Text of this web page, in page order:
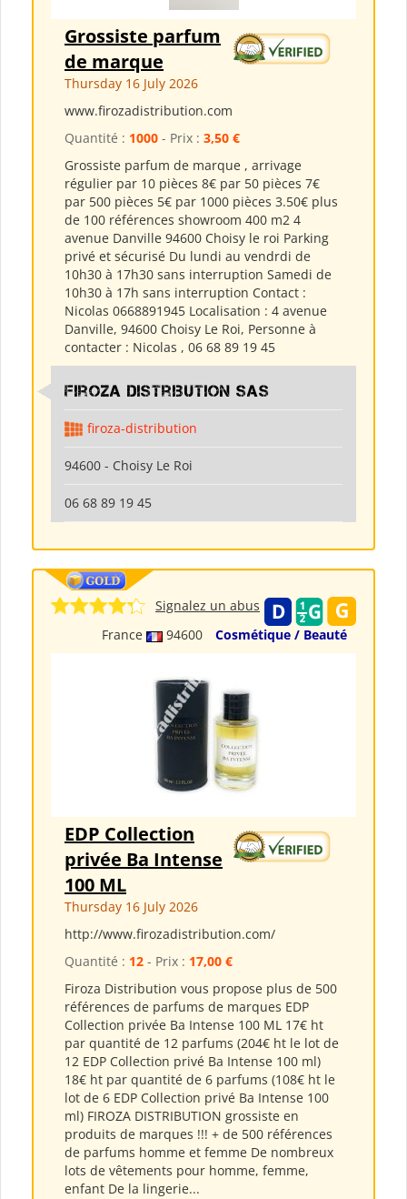
Grossiste parfum
de marque
Thursday 16 July 2026
www.firozadistribution.com
Quantité : 1000 - Prix : 3,50 €
Grossiste parfum de marque , arrivage
régulier par 10 pièces 8€ par 50 pièces 7€
par 500 pièces 5€ par 1000 pièces 3.50€ plus
de 100 références showroom 400 m2 4
avenue Danville 94600 Choisy le roi Parking
privé et sécurisé Du lundi au vendrdi de
10h30 à 17h30 sans interruption Samedi de
10h30 à 17h sans interruption Contact :
Nicolas 0668891945 Localisation : 4 avenue
Danville, 94600 Choisy Le Roi, Personne à
contacter : Nicolas , 06 68 89 19 45
Firoza Distribution SAS
firoza-distribution
94600 - Choisy Le Roi
06 68 89 19 45
France 94600 Cosmétique / Beauté
Signalez un abus
EDP Collection
privée Ba Intense
100 ML
Thursday 16 July 2026
http://www.firozadistribution.com/
Quantité : 12 - Prix : 17,00 €
Firoza Distribution vous propose plus de 500
références de parfums de marques EDP
Collection privée Ba Intense 100 ML 17€ ht
par quantité de 12 parfums (204€ ht le lot de
12 EDP Collection privé Ba Intense 100 ml)
18€ ht par quantité de 6 parfums (108€ ht le
lot de 6 EDP Collection privé Ba Intense 100
ml) FIROZA DISTRIBUTION grossiste en
produits de marques !!! + de 500 références
de parfums homme et femme De nombreux
lots de vêtements pour homme, femme,
enfant De la lingerie...